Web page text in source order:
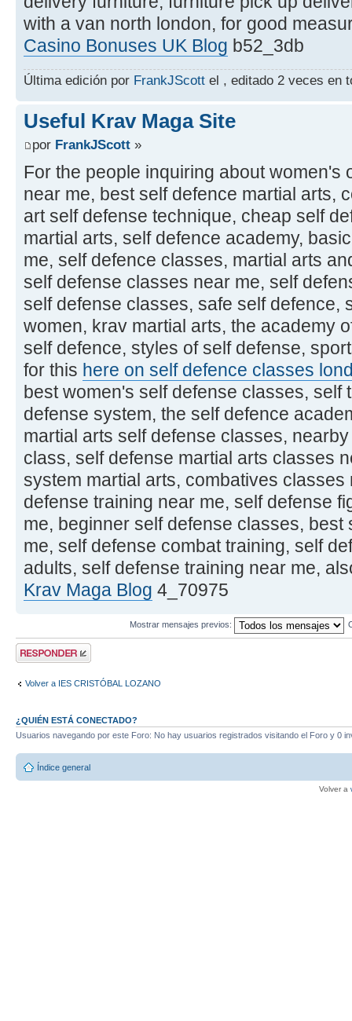
with a van north london, for good
Casino Bonuses UK Blog b52_3db
Última edición por FrankJScott el , editado 2 veces en
Useful Krav Maga Site
por FrankJScott »
For the people inquiring about women's
near me, best self defence martial arts,
art self defense technique, cheap self
martial arts, self defence academy,
me, self defence classes, martial arts
self defense classes near me, self
self defense classes, safe self defence,
women, krav martial arts, the academy
self defence, styles of self defense,
for this here on self defence classes
best women's self defense classes, self
defense system, the self defence
martial arts self defense classes,
class, self defense martial arts classes
system martial arts, combatives classes
defense training near me, self defense
me, beginner self defense classes,
me, self defense combat training, self
adults, self defense training near me,
Krav Maga Blog 4_70975
Mostrar mensajes previos:
Publicar una
respuesta
Volver a IES CRISTÓBAL LOZANO
¿QUIÉN ESTÁ CONECTADO?
Usuarios navegando por este Foro: No hay usuarios registrados visitando el Foro y 0
Índice general
Volver a